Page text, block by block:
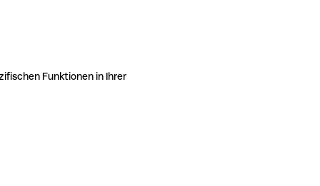
Funktionen in Ihrer